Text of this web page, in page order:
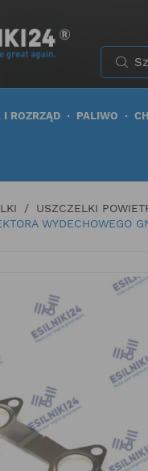
I ROZRZĄD PALIWO
USZCZELKI
WYDECHOWEGO